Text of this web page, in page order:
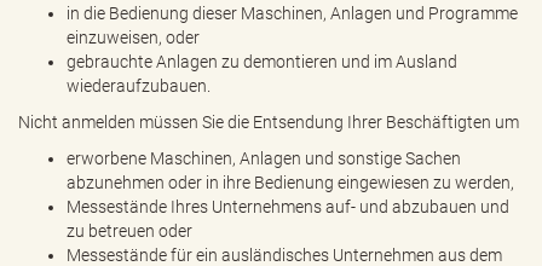
in die Bedienung dieser Maschinen, Anlagen und Programme
einzuweisen, oder
gebrauchte Anlagen zu demontieren und im Ausland
wiederaufzubauen.
Nicht anmelden müssen Sie die Entsendung Ihrer Beschäftigten um
erworbene Maschinen, Anlagen und sonstige Sachen
abzunehmen oder in ihre Bedienung eingewiesen zu werden,
Messestände Ihres Unternehmens auf- und abzubauen und
zu betreuen oder
Messestände für ein ausländisches Unternehmen aus dem